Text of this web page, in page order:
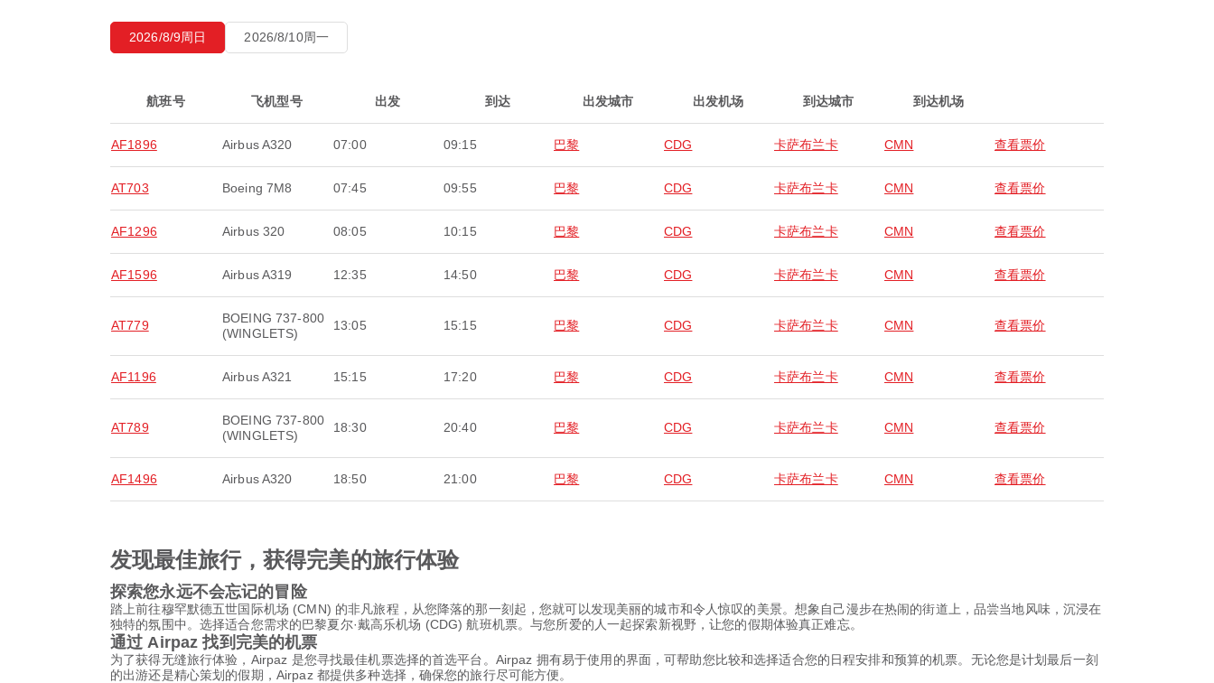
2026/8/9周日 2026/8/10周一
航班号 飞机型号 出发 到达 出发城市 出发机场 到达城市 到达机场
AF1896 Airbus A320 07:00 09:15 巴黎 CDG 卡萨布兰卡 CMN 查看票价
AT703 Boeing 7M8 07:45 09:55 巴黎 CDG 卡萨布兰卡 CMN 查看票价
AF1296 Airbus 320 08:05 10:15 巴黎 CDG 卡萨布兰卡 CMN 查看票价
AF1596 Airbus A319 12:35 14:50 巴黎 CDG 卡萨布兰卡 CMN 查看票价
AT779
BOEING 737-800
(WINGLETS)
13:05 15:15 巴黎 CDG 卡萨布兰卡 CMN 查看票价
AF1196 Airbus A321 15:15 17:20 巴黎 CDG 卡萨布兰卡 CMN 查看票价
AT789
BOEING 737-800
(WINGLETS)
18:30 20:40 巴黎 CDG 卡萨布兰卡 CMN 查看票价
AF1496 Airbus A320 18:50 21:00 巴黎 CDG 卡萨布兰卡 CMN 查看票价
发现最佳旅行，获得完美的旅行体验
探索您永远不会忘记的冒险
踏上前往穆罕默德五世国际机场 (CMN) 的非凡旅程，从您降落的那一刻起，您就可以发现美丽的城市和令人惊叹的美景。想象自己漫步在热闹的街道上，品尝当地风味，沉浸在
独特的氛围中。选择适合您需求的巴黎夏尔·戴高乐机场 (CDG) 航班机票。与您所爱的人一起探索新视野，让您的假期体验真正难忘。
通过 Airpaz 找到完美的机票
为了获得无缝旅行体验，Airpaz 是您寻找最佳机票选择的首选平台。Airpaz 拥有易于使用的界面，可帮助您比较和选择适合您的日程安排和预算的机票。无论您是计划最后一刻
的出游还是精心策划的假期，Airpaz 都提供多种选择，确保您的旅行尽可能方便。